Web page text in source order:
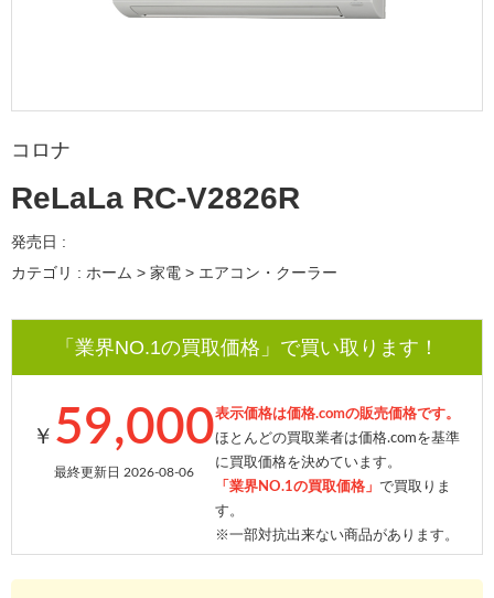
コロナ
ReLaLa RC-V2826R
発売日 :
カテゴリ : ホーム > 家電 > エアコン・クーラー
「業界NO.1の買取価格」で買い取ります！
￥ 59,000
最終更新日 2026-08-06
表示価格は価格.comの販売価格です。
ほとんどの買取業者は価格.comを基準
に買取価格を決めています。
「業界NO.1の買取価格」 で買取りま
す。
※一部対抗出来ない商品があります。